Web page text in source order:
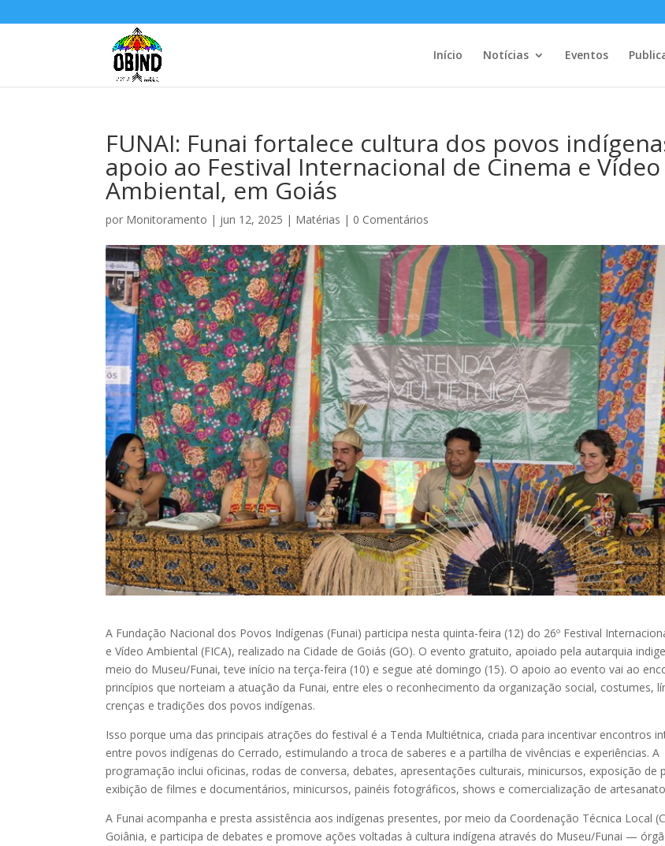
Início Notícias Eventos
FUNAI: Funai fortalece cultura dos povos
apoio ao Festival Internacional de Cinema e Vídeo
Ambiental, em Goiás
por Monitoramento | jun 12, 2025 | Matérias | 0 Comentários
A Fundação Nacional dos Povos Indígenas (Funai) participa nesta quinta-feira (12) do 26º Festival
e Vídeo Ambiental (FICA), realizado na Cidade de Goiás (GO). O evento gratuito, apoiado pela autarquia
meio do Museu/Funai, teve início na terça-feira (10) e segue até domingo (15). O apoio ao evento vai ao
princípios que norteiam a atuação da Funai, entre eles o reconhecimento da organização social, costumes,
crenças e tradições dos povos indígenas.
Isso porque uma das principais atrações do festival é a Tenda Multiétnica, criada para incentivar encontros
entre povos indígenas do Cerrado, estimulando a troca de saberes e a partilha de vivências e experiências. A
programação inclui oficinas, rodas de conversa, debates, apresentações culturais, minicursos, exposição de
exibição de filmes e documentários, minicursos, painéis fotográficos, shows e comercialização de
A Funai acompanha e presta assistência aos indígenas presentes, por meio da Coordenação Técnica Local
Goiânia, e participa de debates e promove ações voltadas à cultura indígena através do Museu/Funai —